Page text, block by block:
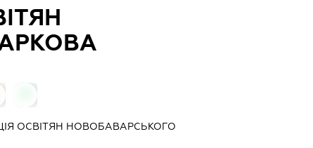
ОСВІТЯН НОВОБАВАРСЬКОГО